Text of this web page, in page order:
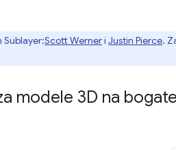
Sublayer:Scott Werneri Justin Pierce.
modele 3D na